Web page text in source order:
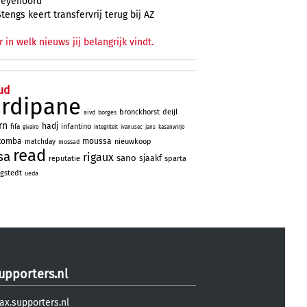
keert transfervrij terug bij AZ
in welk nieuws jij belangrijk vindt.
aivd borges bronckhorst deijl
fifa givairo hadj infantino integriteit ivanusec jans kasanwirjo
matchday mossad moussa nieuwkoop
read reputatie rigaux sano sjaakf sparta
ueda